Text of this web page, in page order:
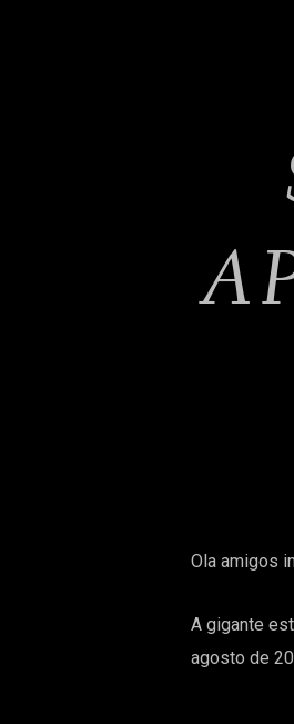
Ola amigos
A gigante
agosto de